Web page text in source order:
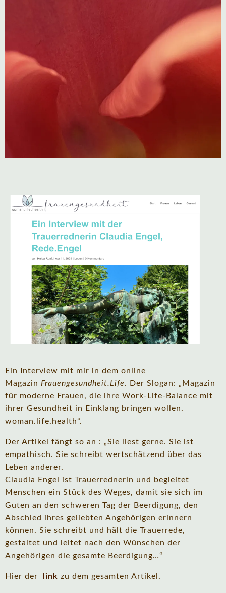
Ein Interview mit mir in dem online
Magazin Frauengesundheit.Life. Der Slogan: „Magazin
für moderne Frauen, die ihre Work-Life-Balance mit
ihrer Gesundheit in Einklang bringen wollen.
woman.life.health“.
Der Artikel fängt so an : „Sie liest gerne. Sie ist
empathisch. Sie schreibt wertschätzend über das
Leben anderer.
Claudia Engel ist Trauerrednerin und begleitet
Menschen ein Stück des Weges, damit sie sich im
Guten an den schweren Tag der Beerdigung, den
Abschied ihres geliebten Angehörigen erinnern
können. Sie schreibt und hält die Trauerrede,
gestaltet und leitet nach den Wünschen der
Angehörigen die gesamte Beerdigung…“
Hier der link zu dem gesamten Artikel.